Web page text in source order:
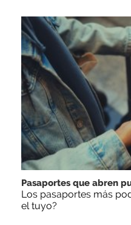
Pasaportes que abren
Los pasaportes más
el tuyo?